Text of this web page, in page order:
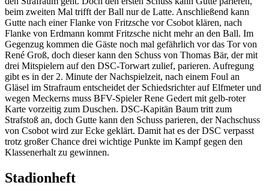
beim zweiten Mal trifft der Ball nur de Latte. Anschließend kann
Gutte nach einer Flanke von Fritzsche vor Csobot klären, nach
Flanke von Erdmann kommt Fritzsche nicht mehr an den Ball. Im
Gegenzug kommen die Gäste noch mal gefährlich vor das Tor von
René Groß, doch dieser kann den Schuss von Thomas Bär, der mit
drei Mitspielern auf den DSC-Torwart zulief, parieren. Aufregung
gibt es in der 2. Minute der Nachspielzeit, nach einem Foul an
Gläsel im Strafraum entscheidet der Schiedsrichter auf Elfmeter und
wegen Meckerns muss BFV-Spieler Rene Gedert mit gelb-roter
Karte vorzeitig zum Duschen. DSC-Kapitän Baum tritt zum
Strafstoß an, doch Gutte kann den Schuss parieren, der Nachschuss
von Csobot wird zur Ecke geklärt. Damit hat es der DSC verpasst
trotz großer Chance drei wichtige Punkte im Kampf gegen den
Klassenerhalt zu gewinnen.
Stadionheft